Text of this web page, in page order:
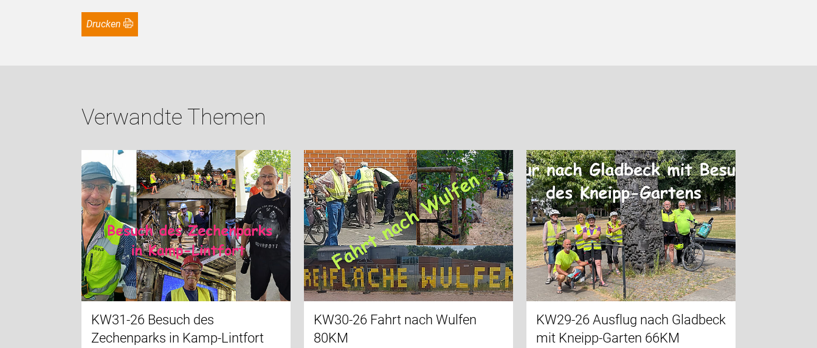
Drucken
Verwandte Themen
KW31-26 Besuch des
Zechenparks in Kamp-Lintfort
KW30-26 Fahrt nach Wulfen
80KM
KW29-26 Ausflug nach Gladbeck
mit Kneipp-Garten 66KM